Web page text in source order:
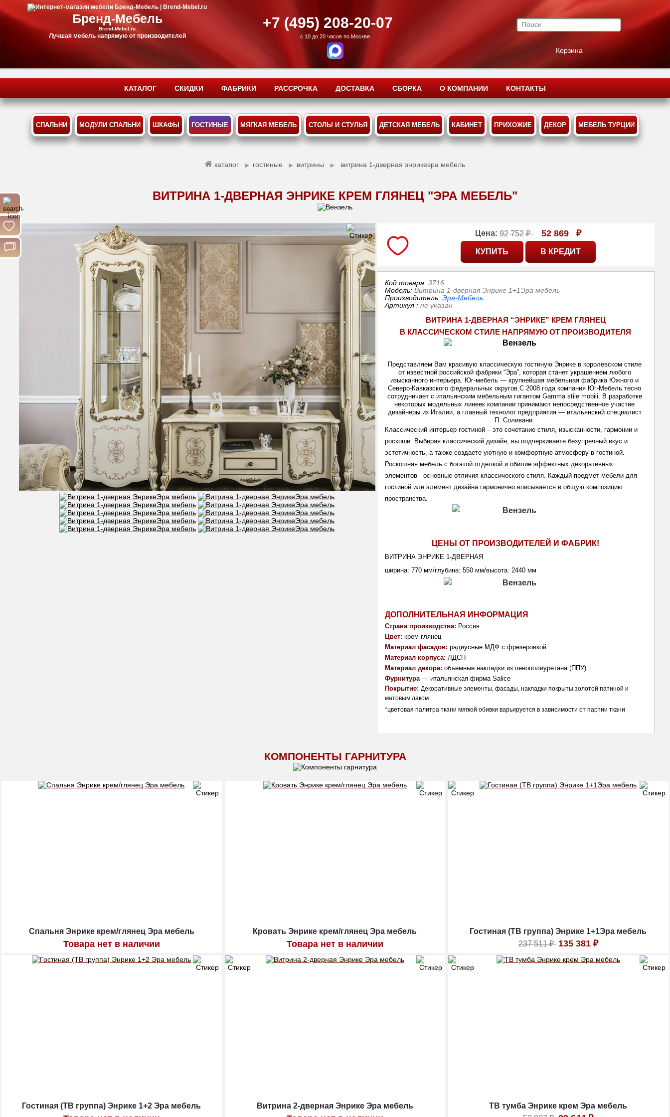
Бренд-Мебель
Brend-Mebel.ru
Лучшая мебель напрямую от производителей
Корзина
+7 (495) 208-20-07
с 10 до 20 часов по Москве
КАТАЛОГ СКИДКИ ФАБРИКИ РАССРОЧКА ДОСТАВКА СБОРКА О КОМПАНИИ КОНТАКТЫ
СПАЛЬНИ МОДУЛИ СПАЛЬНИ ШКАФЫ ГОСТИНЫЕ МЯГКАЯ МЕБЕЛЬ СТОЛЫ И СТУЛЬЯ ДЕТСКАЯ МЕБЕЛЬ КАБИНЕТ ПРИХОЖИЕ ДЕКОР МЕБЕЛЬ ТУРЦИИ
каталог ► гостиные ► витрины ► витрина 1-дверная энрикеэра мебель
ВИТРИНА 1-ДВЕРНАЯ ЭНРИКЕ КРЕМ ГЛЯНЕЦ "ЭРА МЕБЕЛЬ"
Цена: 92 752 ₽ 52 869 ₽
Код товара:3716
Модель:Витрина 1-дверная Энрике 1+1Эра мебель
Производитель:Эра-Мебель
Артикул :не указан
ВИТРИНА 1-ДВЕРНАЯ “ЭНРИКЕ” КРЕМ ГЛЯНЕЦ
В КЛАССИЧЕСКОМ СТИЛЕ НАПРЯМУЮ ОТ ПРОИЗВОДИТЕЛЯ
Представляем Вам красивую классическую гостиную Энрике в королевском стиле
от известной российской фабрики “Эра”, которая станет украшением любого
изысканного интерьера. Юг-мебель — крупнейшая мебельная фабрика Южного и
Северо-Кавказского федеральных округов.С 2008 года компания Юг-Мебель тесно
сотрудничает с итальянским мебельным гигантом Gamma stile mobili. В разработке
некоторых модельных линеек компании принимают непосредственное участие
дизайнеры из Италии, а главный технолог предприятия — итальянский специалист
П. Соливани.
Классический интерьер гостиной – это сочетание стиля, изысканности, гармонии и
роскоши. Выбирая классический дизайн, вы подчеркиваете безупречный вкус и
эстетичность, а также создаете уютную и комфортную атмосферу в гостиной.
Роскошная мебель с богатой отделкой и обилие эффектных декоративных
элементов - основные отличия классического стиля. Каждый предмет мебели для
гостиной или элемент дизайна гармонично вписывается в общую композицию
пространства.
ЦЕНЫ ОТ ПРОИЗВОДИТЕЛЕЙ И ФАБРИК!
ВИТРИНА ЭНРИКЕ 1-ДВЕРНАЯ
ширина: 770 мм/глубина: 550 мм/высота: 2440 мм
ДОПОЛНИТЕЛЬНАЯ ИНФОРМАЦИЯ
Страна производства: Россия
Цвет: крем глянец
Материал фасадов: радиусные МДФ с фрезеровкой
Материал корпуса: ЛДСП
Материал декора: объемные накладки из пенополиуретана (ППУ)
Фурнитура — итальянская фирма Salice
Покрытие: Декоративные элементы, фасады, накладки покрыты золотой патиной и
матовым лаком
*цветовая палитра ткани мягкой обивки варьируется в зависимости от партии ткани
КОМПОНЕНТЫ ГАРНИТУРА
Спальня Энрике крем/глянец Эра мебель
Товара нет в наличии
Кровать Энрике крем/глянец Эра мебель
Товара нет в наличии
Гостиная (ТВ группа) Энрике 1+1Эра мебель
237 511₽ 135 381 ₽
Гостиная (ТВ группа) Энрике 1+2 Эра мебель Витрина 2-дверная Энрике Эра мебель
ТВ тумба Энрике крем Эра мебель